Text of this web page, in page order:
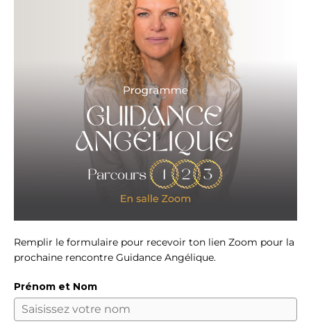
Remplir le formulaire pour recevoir ton lien Zoom pour la
prochaine rencontre Guidance Angélique.
Prénom et Nom